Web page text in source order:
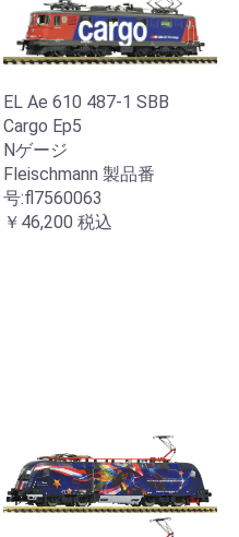
EL Ae 610 487-1 SBB
Cargo Ep5
Nゲージ
Fleischmann 製品番
号:fl7560063
￥46,200 税込